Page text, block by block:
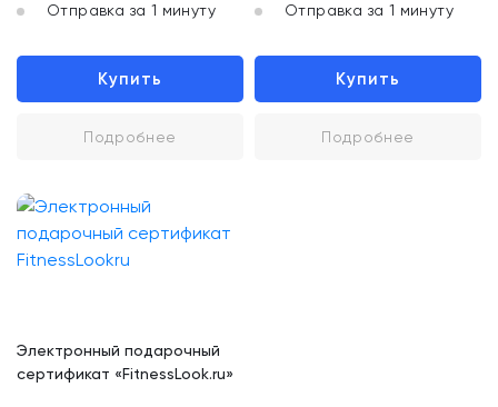
Отправка за 1 минуту
Купить
Подробнее
Отправка за 1 минуту
Купить
Подробнее
Электронный подарочный
сертификат «FitnessLook.ru»